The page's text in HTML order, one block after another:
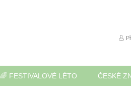
🌈 FESTIVALOVÉ LÉTO ČESKÉ